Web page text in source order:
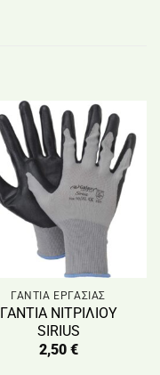
ΓΑΝΤΙΑ ΕΡΓΑΣΙΑΣ
ΓΑΝΤΙΑ ΝΙΤΡΙΛΙΟΥ
SIRIUS
2,50 €